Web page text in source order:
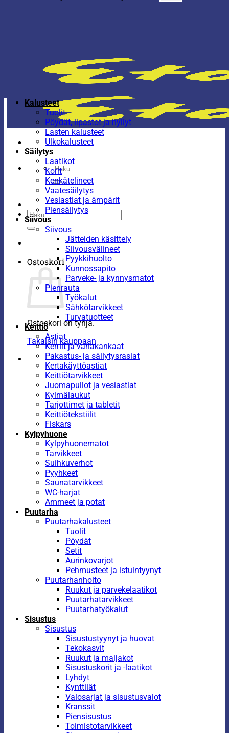
Etsi:
Etsi:
Ostoskori
Ostoskori on tyhjä.
Takaisin kauppaan
Kalusteet
Tuolit
Pöydät, lipastot ja hyllyt
Lasten kalusteet
Ulkokalusteet
Säilytys
Laatikot
Korit
Kenkätelineet
Vaatesäilytys
Vesiastiat ja ämpärit
Piensäilytys
Siivous
Siivous
Jätteiden käsittely
Siivousvälineet
Pyykkihuolto
Kunnossapito
Parveke- ja kynnysmatot
Pienrauta
Työkalut
Sähkötarvikkeet
Turvatuotteet
Keittiö
Astiat
Kernit ja vahakankaat
Pakastus- ja säilytysrasiat
Kertakäyttöastiat
Keittiötarvikkeet
Juomapullot ja vesiastiat
Kylmälaukut
Tarjottimet ja tabletit
Keittiötekstiilit
Fiskars
Kylpyhuone
Kylpyhuonematot
Tarvikkeet
Suihkuverhot
Pyyhkeet
Saunatarvikkeet
WC-harjat
Ammeet ja potat
Puutarha
Puutarhakalusteet
Tuolit
Pöydät
Setit
Aurinkovarjot
Pehmusteet ja istuintyynyt
Puutarhanhoito
Ruukut ja parvekelaatikot
Puutarhatarvikkeet
Puutarhatyökalut
Sisustus
Sisustus
Sisustustyynyt ja huovat
Tekokasvit
Ruukut ja maljakot
Sisustuskorit ja -laatikot
Lyhdyt
Kynttilät
Valosarjat ja sisustusvalot
Kranssit
Piensisustus
Toimistotarvikkeet